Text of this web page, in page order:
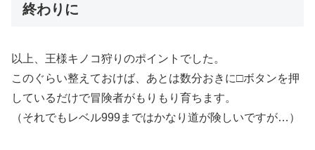
終わりに
以上、王様キノコ狩りのポイントでした。
このぐらい整えておけば、あとは数分おきに□ボタンを押
しているだけで冒険者がもりもり育ちます。
（それでもレベル999まではかなり道が険しいですが…）